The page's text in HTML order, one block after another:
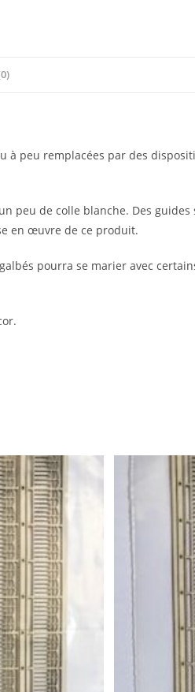
à peu remplacées par des
peu de colle blanche. Des
en œuvre de ce produit.
pourra se marier avec